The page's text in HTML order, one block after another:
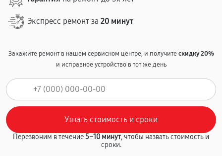
Экспресс ремонт за 20 минут
Закажите ремонт в нашем сервисном центре, и получитескидку 20%
и исправное устройство в тот же день
Перезвоним в течение5–10 минут, чтобы назвать стоимость и
сроки.